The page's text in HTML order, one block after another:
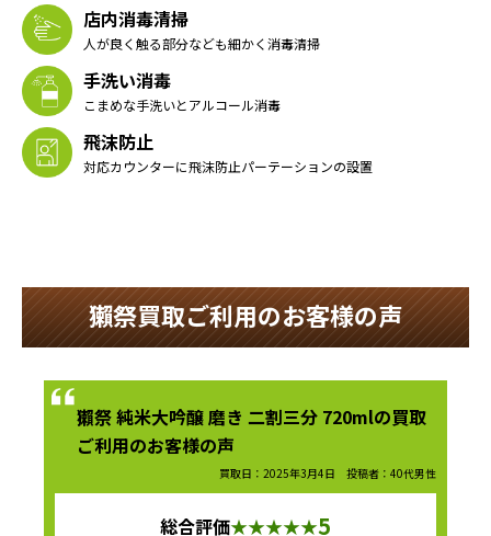
店内消毒清掃
人が良く触る部分なども細かく消毒清掃
手洗い消毒
こまめな手洗いとアルコール消毒
飛沫防止
対応カウンターに飛沫防止パーテーションの設置
獺祭買取ご利用のお客様の声
獺祭 純米大吟醸 磨き 二割三分 720mlの買取
ご利用のお客様の声
買取日：2025年3月4日 投稿者：40代男性
総合評価★★★★★5